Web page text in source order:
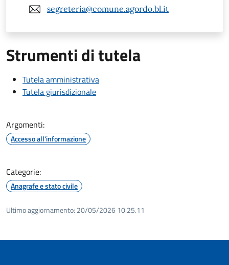
segreteria@comune.agordo.bl.it
Strumenti di tutela
Tutela amministrativa
Tutela giurisdizionale
Argomenti:
Accesso all'informazione
Categorie:
Anagrafe e stato civile
Ultimo aggiornamento: 20/05/2026 10:25.11